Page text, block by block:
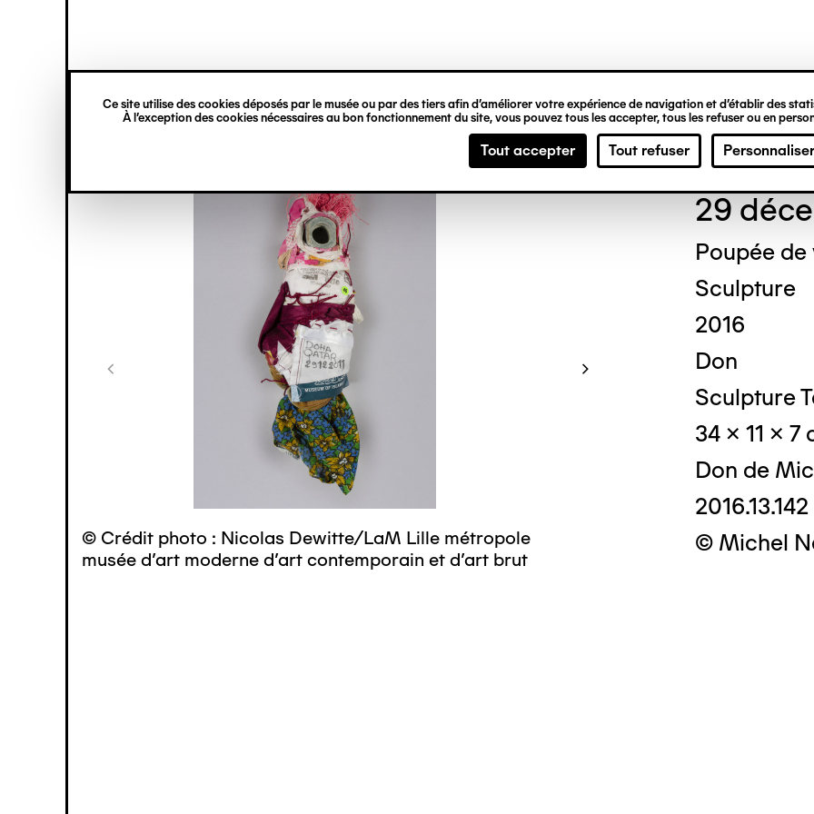
Ce site utilise des cookies déposés par le musée ou par des tiers afin d’améliorer votre expérience de navigation et d’établir des
À l’exception des cookies nécessaires au bon fonctionnement du site, vous pouvez tous les accepter, tous les refuser ou en
Tout accepter Tout refuser Personnaliser
principal
verticale
© Crédit photo : Nicolas Dewitte/LaM Lille métropole
musée d’art moderne d’art contemporain et d’art brut
© Crédit
musée d’art
29
Poupée
Sculpture
2016
Don
Sculpture
34 x 11 x 7
Don de
2016.13.142
© Michel